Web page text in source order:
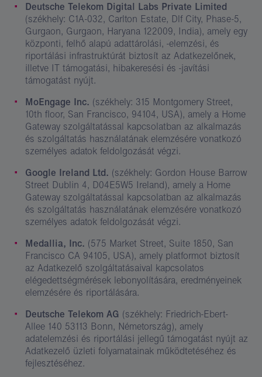
Deutsche Telekom Digital Labs Private Limited
(székhely: C1A-032, Carlton Estate, Dlf City, Phase-5,
Gurgaon, Gurgaon, Haryana 122009, India), amely egy
központi, felhő alapú adattárolási, -elemzési, és
riportálási infrastruktúrát biztosít az Adatkezelőnek,
illetve IT támogatási, hibakeresési és -javítási
támogatást nyújt.
MoEngage Inc. (székhely: 315 Montgomery Street,
10th floor, San Francisco, 94104, USA), amely a Home
Gateway szolgáltatással kapcsolatban az alkalmazás
és szolgáltatás használatának elemzésére vonatkozó
személyes adatok feldolgozását végzi.
Google Ireland Ltd. (székhely: Gordon House Barrow
Street Dublin 4, D04E5W5 Ireland), amely a Home
Gateway szolgáltatással kapcsolatban az alkalmazás
és szolgáltatás használatának elemzésére vonatkozó
személyes adatok feldolgozását végzi.
Medallia, Inc. (575 Market Street, Suite 1850, San
Francisco CA 94105, USA), amely platformot biztosít
az Adatkezelő szolgáltatásaival kapcsolatos
elégedettségmérések lebonyolítására, eredményeinek
elemzésére és riportálására.
Deutsche Telekom AG (székhely: Friedrich-Ebert-
Allee 140 53113 Bonn, Németország), amely
adatelemzési és riportálási jellegű támogatást nyújt az
Adatkezelő üzleti folyamatainak működtetéséhez és
fejlesztéséhez.